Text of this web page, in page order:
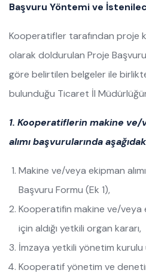
Başvuru Yöntemi ve
Kooperatifler tarafından proje
olarak doldurulan Proje
göre belirtilen belgeler ile
bulunduğu Ticaret İl
1. Kooperatiflerin makine
alımı başvurularında
Makine ve/veya ekipman
Başvuru Formu (Ek 1),
Kooperatifin makine ve/veya
için aldığı yetkili organ kararı,
İmzaya yetkili yönetim kurulu
Kooperatif yönetim ve